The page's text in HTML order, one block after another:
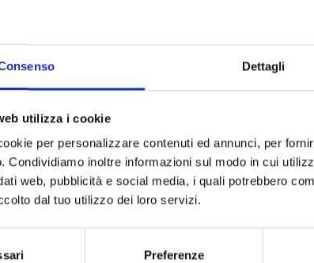
Dettagli
utilizza i cookie
per personalizzare contenuti ed annunci, per
Condividiamo inoltre informazioni sul modo in cui
web, pubblicità e social media, i quali potrebbero
dal tuo utilizzo dei loro servizi.
Preferenze
pensato per integrarsi armoniosamente in ogni stile di
il sistema PopUp®, disponibile anche per altri letti della
realizzati con materiali antimacchia, ideali sia per letti
tecnologica.